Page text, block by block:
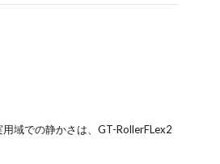
域での静かさは、GT-RollerFLex2